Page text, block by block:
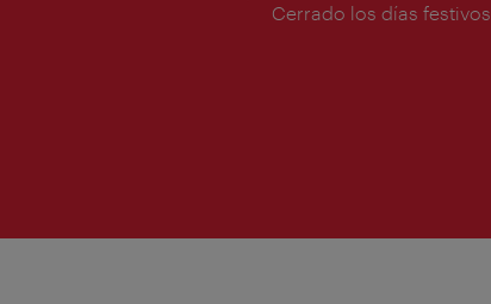
de
Cerrado los días festivos